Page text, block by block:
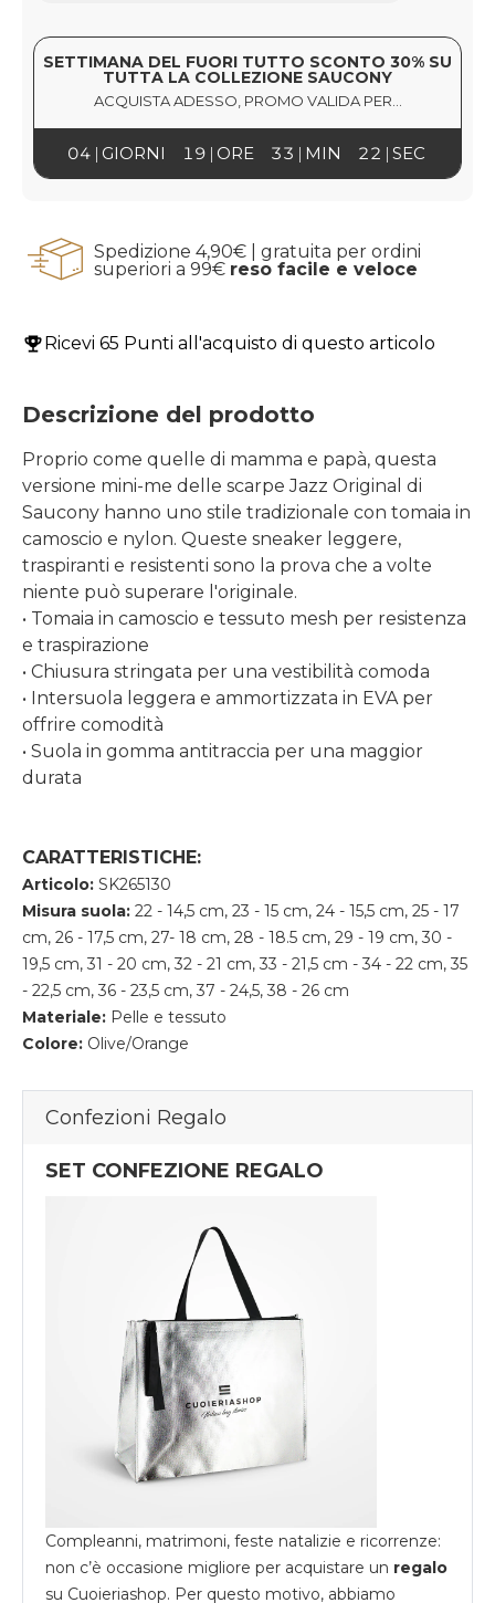
SETTIMANA DEL FUORI TUTTO SCONTO 30% SU
TUTTA LA COLLEZIONE SAUCONY
ACQUISTA ADESSO, PROMO VALIDA PER...
04 19 33 22
GIORNI ORE MIN SEC
Spedizione 4,90€ | gratuita per ordini
superiori a 99€ reso facile e veloce
Ricevi 65 Punti all'acquisto di questo articolo
Descrizione del prodotto
Proprio come quelle di mamma e papà, questa
versione mini-me delle scarpe Jazz Original di
Saucony hanno uno stile tradizionale con tomaia in
camoscio e nylon. Queste sneaker leggere,
traspiranti e resistenti sono la prova che a volte
niente può superare l'originale.
• Tomaia in camoscio e tessuto mesh per resistenza
e traspirazione
• Chiusura stringata per una vestibilità comoda
• Intersuola leggera e ammortizzata in EVA per
offrire comodità
• Suola in gomma antitraccia per una maggior
durata
CARATTERISTICHE:
Articolo: SK265130
Misura suola: 22 - 14,5 cm, 23 - 15 cm, 24 - 15,5 cm, 25 - 17
cm, 26 - 17,5 cm, 27- 18 cm, 28 - 18.5 cm, 29 - 19 cm, 30 -
19,5 cm, 31 - 20 cm, 32 - 21 cm, 33 - 21,5 cm - 34 - 22 cm, 35
- 22,5 cm, 36 - 23,5 cm, 37 - 24,5, 38 - 26 cm
Materiale: Pelle e tessuto
Colore: Olive/Orange
Confezioni Regalo
SET CONFEZIONE REGALO
Compleanni, matrimoni, feste natalizie e ricorrenze:
non c’è occasione migliore per acquistare un regalo
su Cuoieriashop. Per questo motivo, abbiamo